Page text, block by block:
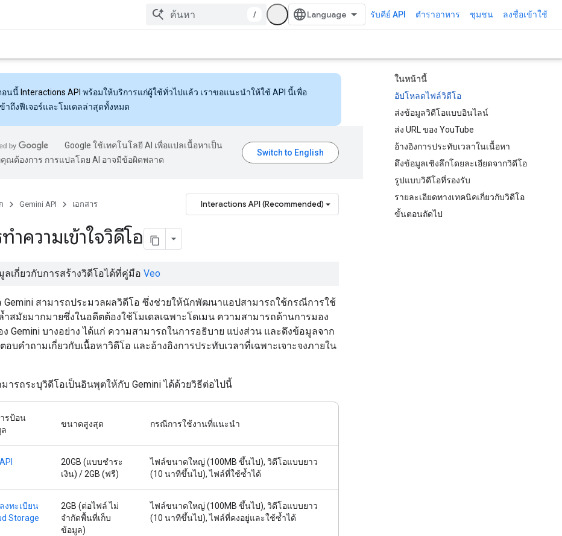
/ รับคีย์ API ตำราอาหาร ชุมชน ลงชื่อเข้าใช้
ในหน้านี้
อัปโหลดไฟล์วิดีโอ
ส่งข้อมูลวิดีโอแบบอินไลน์
ส่ง URL ของ YouTube
อ้างอิงการประทับเวลาในเนื้อหา
ดึงข้อมูลเชิงลึกโดยละเอียดจากวิดีโอ
รูปแบบวิดีโอที่รองรับ
รายละเอียดทางเทคนิคเกี่ยวกับวิดีโอ
ขั้นตอนถัดไป
อนนี้ Interactions API พร้อมให้บริการแก่ผู้ใช้ทั่วไปแล้ว เราขอแนะนำให้ใช้ API นี้เพื่อ
ข้าถึงฟีเจอร์และโมเดลล่าสุดทั้งหมด
Google ใช้เทคโนโลยี AI เพื่อแปลเนื้อหาเป็น
ณต้องการ การแปลโดย AI อาจมีข้อผิดพลาด
Gemini API เอกสาร Interactions API (Recommended)
ำความเข้าใจวิดีโอ
ลเกี่ยวกับการสร้างวิดีโอได้ที่คู่มือ Veo
Gemini สามารถประมวลผลวิดีโอ ซึ่งช่วยให้นักพัฒนาแอปสามารถใช้กรณีการใช้
ำสมัยมากมายซึ่งในอดีตต้องใช้โมเดลเฉพาะโดเมน ความสามารถด้านการมอง
ง Gemini บางอย่าง ได้แก่ ความสามารถในการอธิบาย แบ่งส่วน และดึงข้อมูลจาก
อบคำถามเกี่ยวกับเนื้อหาวิดีโอ และอ้างอิงการประทับเวลาที่เฉพาะเจาะจงภายใน
ารถระบุวิดีโอเป็นอินพุตให้กับ Gemini ได้ด้วยวิธีต่อไปนี้
รป้อน
ขนาดสูงสุด กรณีการใช้งานที่แนะนำ
20GB (แบบชำระ
เงิน) / 2GB (ฟรี)
ไฟล์ขนาดใหญ่ (100MB ขึ้นไป), วิดีโอแบบยาว
(10 นาทีขึ้นไป), ไฟล์ที่ใช้ซ้ำได้
งทะเบียน
Storage
2GB (ต่อไฟล์ ไม่
จำกัดพื้นที่เก็บ
ข้อมูล)
ไฟล์ขนาดใหญ่ (100MB ขึ้นไป), วิดีโอแบบยาว
(10 นาทีขึ้นไป), ไฟล์ที่คงอยู่และใช้ซ้ำได้